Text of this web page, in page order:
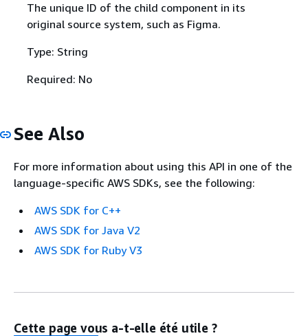
The unique ID of the child component in its
original source system, such as Figma.
Type: String
Required: No
See Also
For more information about using this API in one of the
language-specific AWS SDKs, see the following:
AWS SDK for C++
AWS SDK for Java V2
AWS SDK for Ruby V3
Cette page vous a-t-elle été utile ?